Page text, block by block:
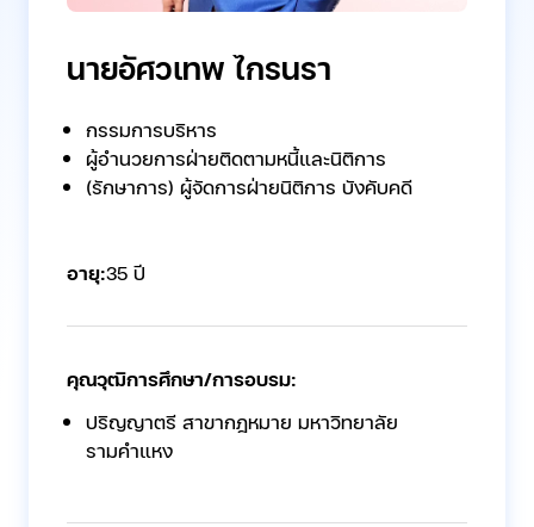
นายอัศวเทพ ไกรนรา
กรรมการบริหาร
ผู้อำนวยการฝ่ายติดตามหนี้และนิติการ
(รักษาการ) ผู้จัดการฝ่ายนิติการ บังคับคดี
อายุ:35 ปี
คุณวุฒิการศึกษา/การอบรม:
ปริญญาตรี สาขากฎหมาย มหาวิทยาลัย
รามคำแหง